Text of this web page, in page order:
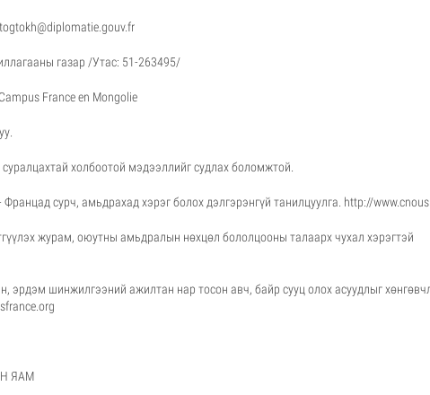
газар /Утас: 51-263495/
France en Mongolie
холбоотой мэдээллийг судлах боломжтой.
сурч, амьдрахад хэрэг болох дэлгэрэнгүй танилцуулга. http://
журам, оюутны амьдралын нөхцөл бололцооны талаарх чухал хэрэгтэй
шинжилгээний ажилтан нар тосон авч, байр сууц олох асуудлыг
ЯАМ